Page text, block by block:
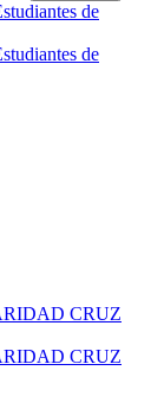
de
de
CRUZ
CRUZ